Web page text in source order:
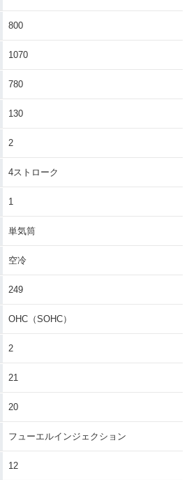
800
1070
780
130
2
4ストローク
1
単気筒
空冷
249
OHC（SOHC）
2
21
20
フューエルインジェクション
12